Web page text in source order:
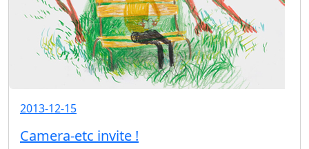
2013-12-15
Camera-etc invite !